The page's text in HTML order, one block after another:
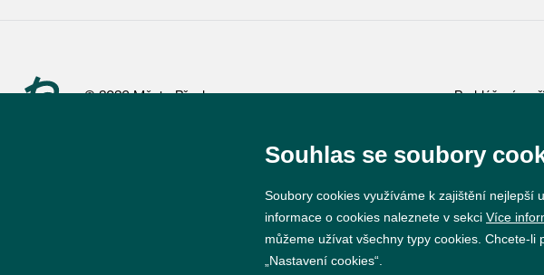
© 2026 Město Břeclav Prohlášení o
Souhlas se soubory
Soubory cookies využíváme k zajištění nejlepší
informace o cookies naleznete v sekci Více
můžeme užívat všechny typy cookies. Chcete-
„Nastavení cookies“.